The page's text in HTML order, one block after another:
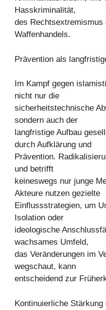
Hasskriminalität,
des Rechtsextremismus
Waffenhandels.
Prävention als
Im Kampf gegen
nicht nur die
sicherheitstechnische
sondern auch der
langfristige Aufbau
durch Aufklärung und
Prävention.
und betrifft
keineswegs nur junge
Akteure nutzen gezielte
Einflussstrategien, um
Isolation oder
ideologische
wachsames Umfeld,
das Veränderungen im
wegschaut, kann
entscheidend zur
Kontinuierliche Stärkung